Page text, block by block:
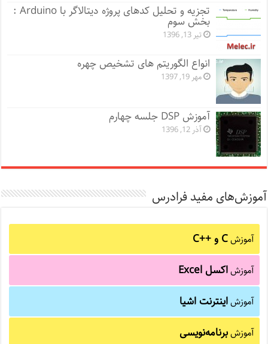
تجزیه و تحلیل کدهای پروژه دیتالاگر با Arduino :
بخش سوم
تیر 13, 1396
انواع الگوریتم های تشخیص چهره
مهر 19, 1397
آموزش DSP جلسه چهارم
آذر 12, 1396
آموزش‌های مفید فرادرس
آموزشC و C++‎
آموزشاکسل Excel
آموزشاینترنت اشیا
آموزشبرنامه‌نویسی